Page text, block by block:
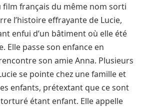
film français du même nom sorti
l’histoire effrayante de Lucie,
enfui d’un bâtiment où elle été
Elle passe son enfance en
son amie Anna. Plusieurs
se pointe chez une famille et
enfants, prétextant que ce sont
torturé étant enfant. Elle appelle